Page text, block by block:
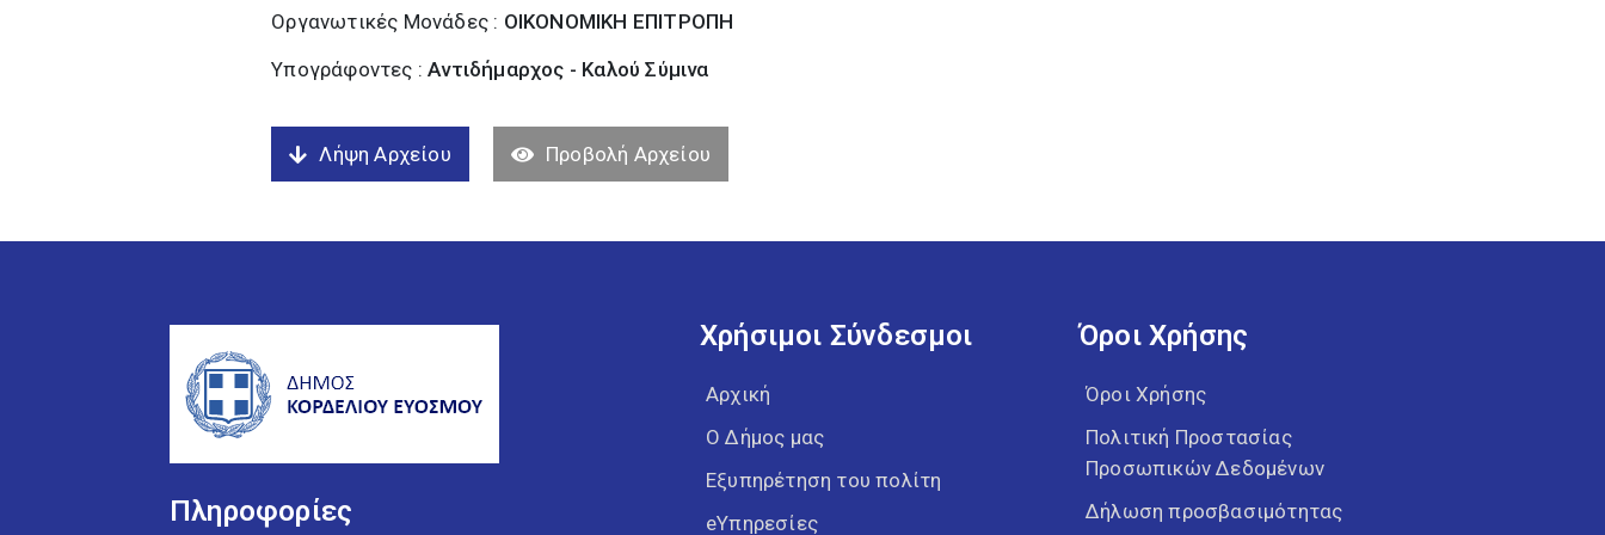
Οργανωτικές Μονάδες : ΟΙΚΟΝΟΜΙΚΗ ΕΠΙΤΡΟΠΗ
Υπογράφοντες :Αντιδήμαρχος - Καλού Σύµινα
Λήψη Αρχείου Προβολή Αρχείου
Πληροφορίες
Χρήσιμοι Σύνδεσμοι
Αρχική
Ο Δήμος μας
Εξυπηρέτηση του πολίτη
eΥπηρεσίες
Όροι Χρήσης
Όροι Χρήσης
Πολιτική Προστασίας
Προσωπικών Δεδομένων
Δήλωση προσβασιμότητας